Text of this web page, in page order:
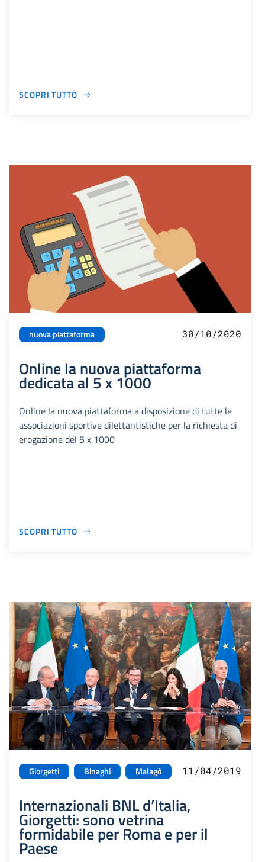
SCOPRI TUTTO
nuova piattaforma 30/10/2020
Online la nuova piattaforma
dedicata al 5 x 1000
Online la nuova piattaforma a disposizione di tutte le
associazioni sportive dilettantistiche per la richiesta di
erogazione del 5 x 1000
SCOPRI TUTTO
Giorgetti Binaghi Malagò 11/04/2019
Internazionali BNL d’Italia,
Giorgetti: sono vetrina
formidabile per Roma e per il
Paese